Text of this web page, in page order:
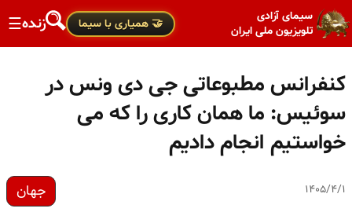
سیمای آزادی
تلویزیون ملی ایران
🤝 همیاری با سیما زنده☰
کنفرانس مطبوعاتی جی دی ونس در
سوئیس: ما همان کاری را که می
خواستیم انجام دادیم
۱۴۰۵/۴/۱ جهان